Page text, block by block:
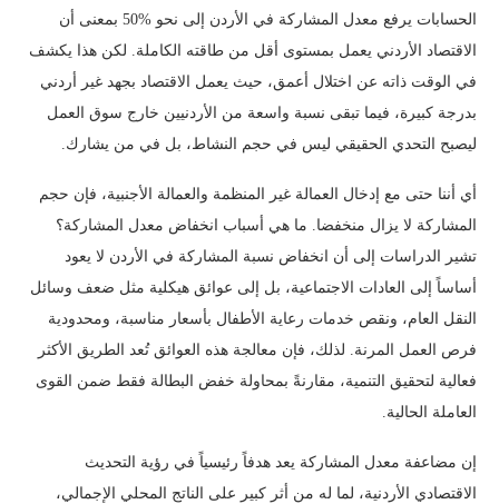
الحسابات يرفع معدل المشاركة في الأردن إلى نحو %50 بمعنى أن
الاقتصاد الأردني يعمل بمستوى أقل من طاقته الكاملة. لكن هذا يكشف
في الوقت ذاته عن اختلال أعمق، حيث يعمل الاقتصاد بجهد غير أردني
بدرجة كبيرة، فيما تبقى نسبة واسعة من الأردنيين خارج سوق العمل
ليصبح التحدي الحقيقي ليس في حجم النشاط، بل في من يشارك.
أي أننا حتى مع إدخال العمالة غير المنظمة والعمالة الأجنبية، فإن حجم
المشاركة لا يزال منخفضا. ما هي أسباب انخفاض معدل المشاركة؟
تشير الدراسات إلى أن انخفاض نسبة المشاركة في الأردن لا يعود
أساساً إلى العادات الاجتماعية، بل إلى عوائق هيكلية مثل ضعف وسائل
النقل العام، ونقص خدمات رعاية الأطفال بأسعار مناسبة، ومحدودية
فرص العمل المرنة. لذلك، فإن معالجة هذه العوائق تُعد الطريق الأكثر
فعالية لتحقيق التنمية، مقارنةً بمحاولة خفض البطالة فقط ضمن القوى
العاملة الحالية.
إن مضاعفة معدل المشاركة يعد هدفاً رئيسياً في رؤية التحديث
الاقتصادي الأردنية، لما له من أثر كبير على الناتج المحلي الإجمالي،